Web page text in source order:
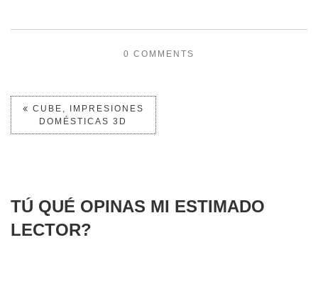
0 COMMENTS
CUBE, IMPRESIONES
DOMÉSTICAS 3D
TÚ QUÉ OPINAS MI ESTIMADO
LECTOR?